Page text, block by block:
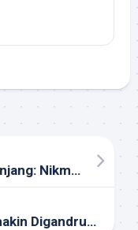
Glamping di Solok Alahan Panjang: Nikmati Alam dengan Sentuhan Mewah
Kenapa Wisata Sport Semakin Digandrungi Para Traveler?